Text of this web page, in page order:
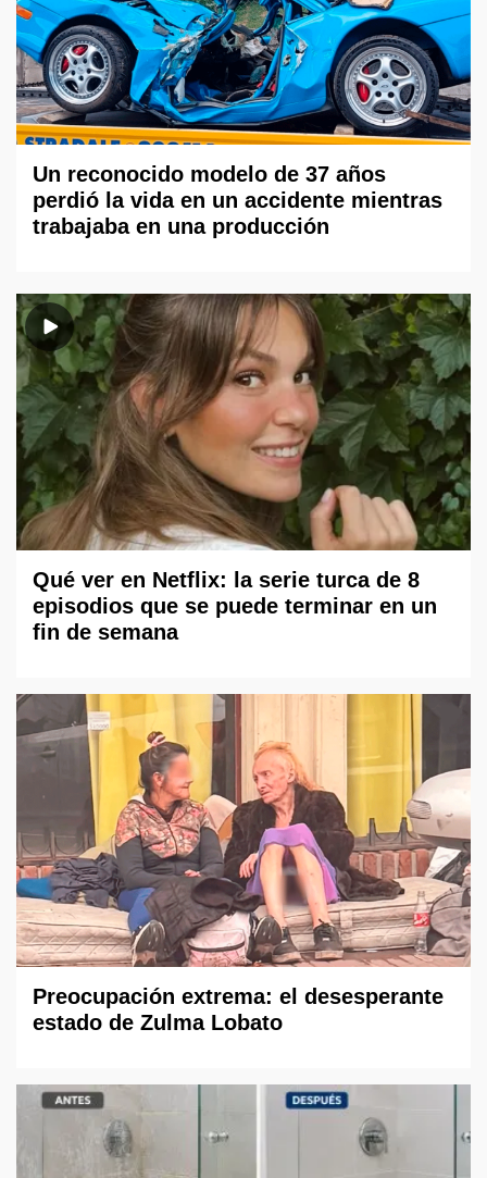
Un reconocido modelo de 37 años
perdió la vida en un accidente mientras
trabajaba en una producción
Qué ver en Netflix: la serie turca de 8
episodios que se puede terminar en un
fin de semana
Preocupación extrema: el desesperante
estado de Zulma Lobato